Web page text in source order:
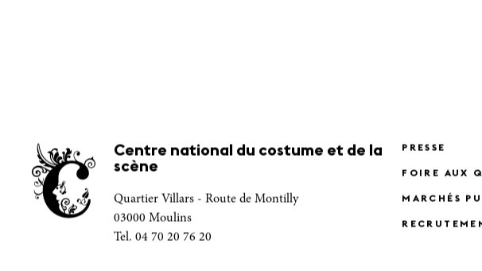
Centre national du costume et de la
scène
Quartier Villars - Route de Montilly
03000 Moulins
Tel. 04 70 20 76 20
PRESSE
FOIRE AUX
MARCHÉS